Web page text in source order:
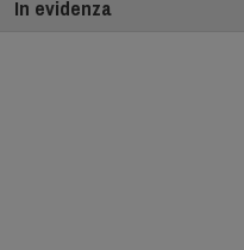
In evidenza